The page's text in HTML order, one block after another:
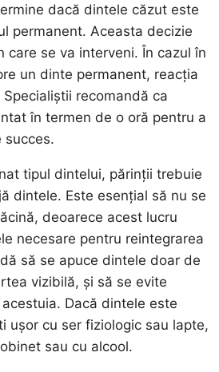
dacă dintele căzut este
permanent. Aceasta decizie
care se va interveni. În cazul în
un dinte permanent, reacția
recomandă ca
în termen de o oră pentru a
succes.
tipul dintelui, părinții trebuie
dintele. Este esențial să nu se
deoarece acest lucru
necesare pentru reintegrarea
să se apuce dintele doar de
vizibilă, și să se evite
Dacă dintele este
ușor cu ser fiziologic sau lapte,
sau cu alcool.